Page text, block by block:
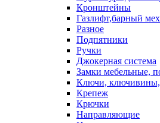
Кронштейны
Газлифт,барный мех
Разное
Подпятники
Ручки
Джокерная система
Замки мебельные,
Ключи, ключивины,
Крепеж
Крючки
Направляющие